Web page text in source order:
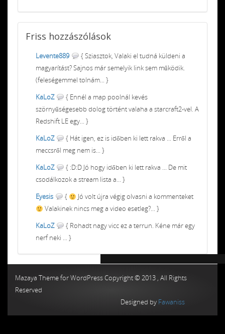
Friss hozzászólások
Levente889
{ Sziasztok, Valaki el tudná küldeni a
magyarítást? Sajnos már semelyik link sem működik.
(feleségemmel tolnám... }
KaLoZ
{ Ennél a map poolnál kevés
szörnyűségesebb dolog történt valaha a starcraft2-vel. A
Redshift LE egy... }
KaLoZ
{ Hát igen, ez is időben ki lett rakva ... Erről a
meccsről meg nem is... }
KaLoZ
{ :D:D Jó hogy időben ki lett rakva ... De mit
csodálkozok a stream lista a... }
Eyesis
{
Jó volt újra végig olvasni a kommenteket
Valakinek nincs meg a video esetleg?... }
KaLoZ
{ Rohadt nagy vicc ez a terrun. Kéne már egy
nerf neki ... }
Mazaya Theme for WordPress Copyright © 2013 , All Rights
Reserved
Designed by Fawaniss